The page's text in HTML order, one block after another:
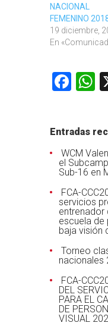
NACIONAL
FEMENINO
19 diciembre,
En
Entradas
WCM
el
Sub-16 en
FCA-
servicios
entrenador
escuela de
baja visión
Torneo
nacionales
FCA-
DEL
PARA EL
DE
VISUAL